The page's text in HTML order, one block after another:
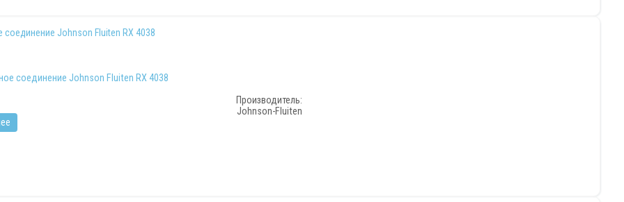
соединение Johnson Fluiten RX 4038
Производитель:
Johnson-Fluiten